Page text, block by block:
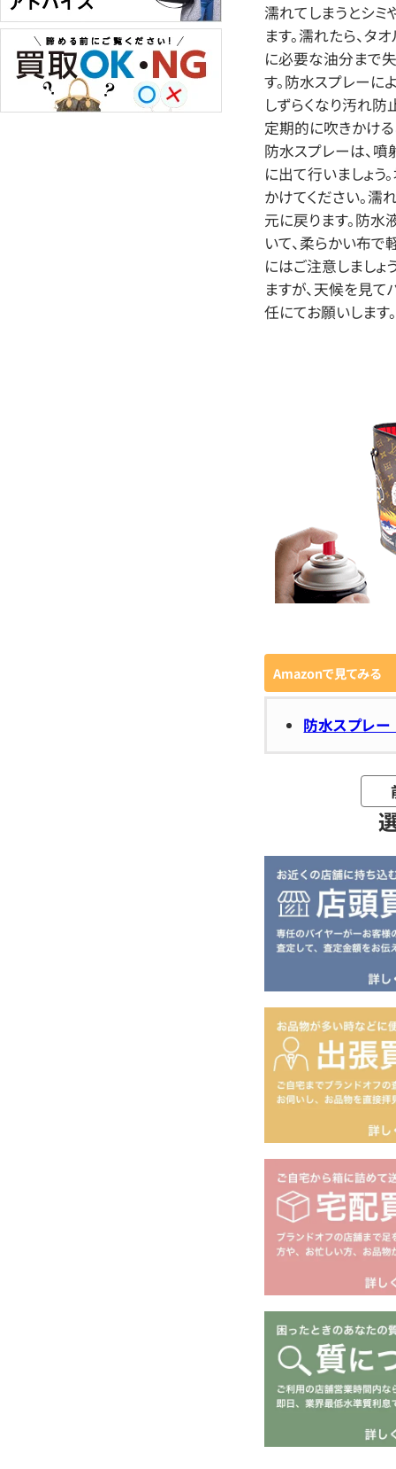
濡れてしまうとシミ
ます。濡れたら、タ
に必要な油分まで
す。防水スプレーに
しずらくなり汚れ防
定期的に吹きかけ
防水スプレーは、噴
に出て行いましょう
かけてください。濡
元に戻ります。防
いて、柔らかい布で
にはご注意しまし
ますが、天候を見て
任にてお願いします。
Amazonで見てみる
防水スプレ